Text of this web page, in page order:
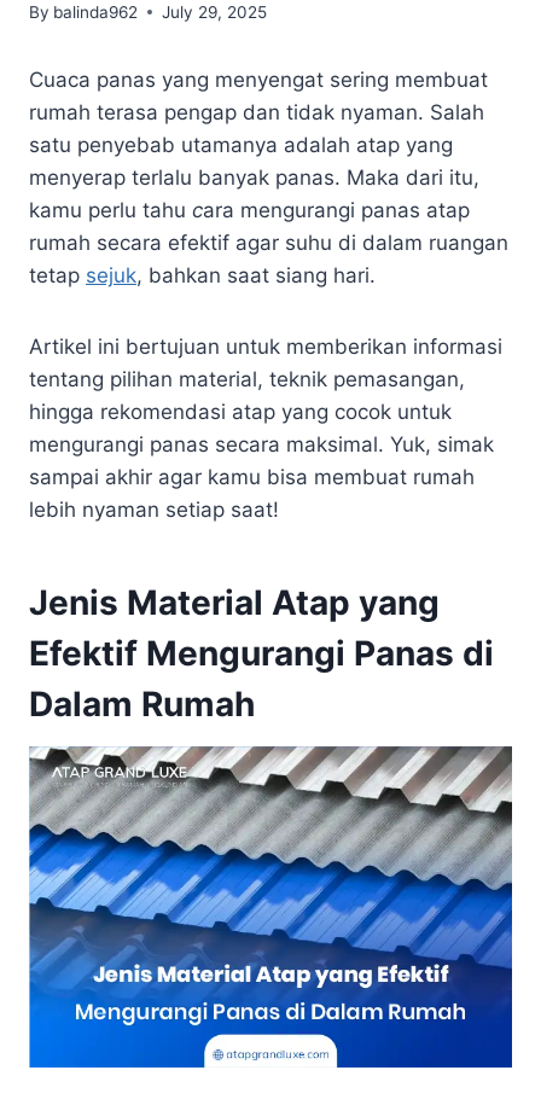
By balinda962 July 29, 2025
Cuaca panas yang menyengat sering membuat
rumah terasa pengap dan tidak nyaman. Salah
satu penyebab utamanya adalah atap yang
menyerap terlalu banyak panas. Maka dari itu,
kamu perlu tahu cara mengurangi panas atap
rumah secara efektif agar suhu di dalam ruangan
tetap sejuk, bahkan saat siang hari.
Artikel ini bertujuan untuk memberikan informasi
tentang pilihan material, teknik pemasangan,
hingga rekomendasi atap yang cocok untuk
mengurangi panas secara maksimal. Yuk, simak
sampai akhir agar kamu bisa membuat rumah
lebih nyaman setiap saat!
Jenis Material Atap yang
Efektif Mengurangi Panas di
Dalam Rumah